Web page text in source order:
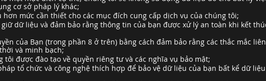
cơ sở pháp lý khác;
mức cần thiết cho các mục đích cung cấp dịch vụ của chúng tôi;
dữ liệu và đảm bảo rằng thông tin của bạn được xử lý an toàn khi kết
của Bạn (trong phần 8 ở trên) bằng cách đảm bảo rằng các thắc mắc
và minh bạch;
được đào tạo về quyền riêng tư và các nghĩa vụ bảo mật;
tổ chức và công nghệ thích hợp để bảo vệ dữ liệu của bạn bất kể dữ